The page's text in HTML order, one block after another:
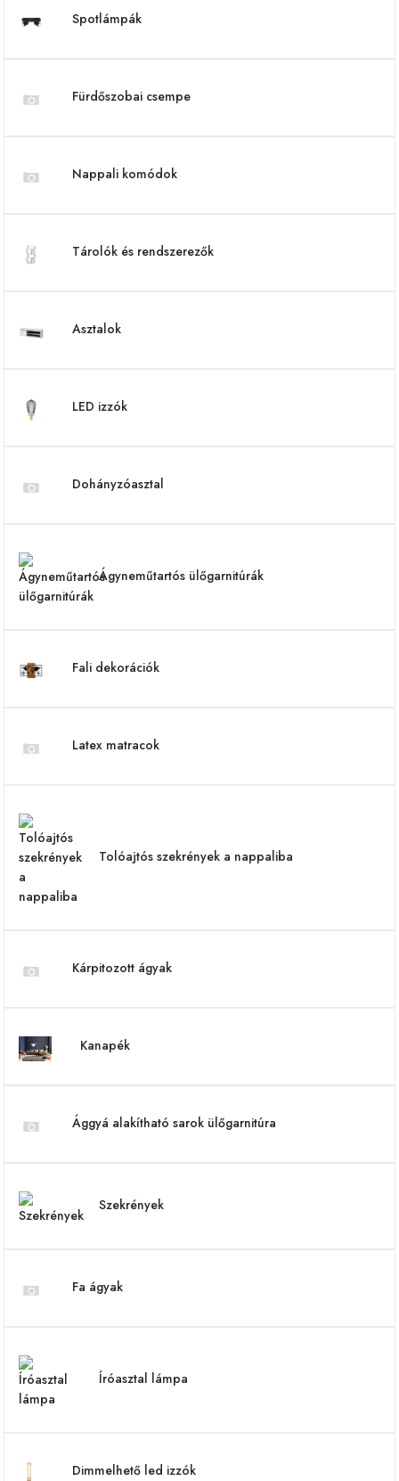
Spotlámpák
Fürdőszobai csempe
Nappali komódok
Tárolók és rendszerezők
Asztalok
LED izzók
Dohányzóasztal
Ágyneműtartós ülőgarnitúrák
Fali dekorációk
Latex matracok
Tolóajtós szekrények a nappaliba
Kárpitozott ágyak
Kanapék
Ággyá alakítható sarok ülőgarnitúra
Szekrények
Fa ágyak
Íróasztal lámpa
Dimmelhető led izzók